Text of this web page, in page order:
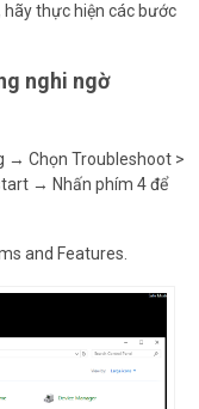
hãy thực hiện các bước
nghi ngờ
→ Chọn Troubleshoot >
→ Nhấn phím 4 để
and Features.